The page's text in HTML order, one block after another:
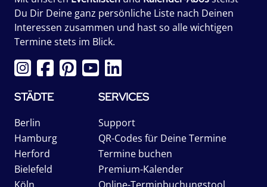
Du Dir Deine ganz persönliche Liste nach Deinen
Interessen zusammen und hast so alle wichtigen
Termine stets im Blick.
STÄDTE
Berlin
Hamburg
Herford
Bielefeld
SERVICES
Support
QR-Codes für Deine Termine
Termine buchen
Premium-Kalender